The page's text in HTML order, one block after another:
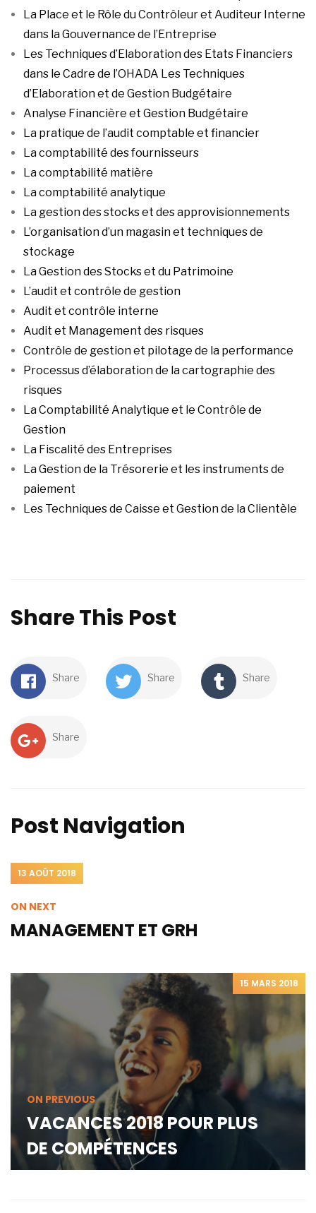
La Place et le Rôle du Contrôleur et Auditeur Interne
dans la Gouvernance de l’Entreprise
Les Techniques d’Elaboration des Etats Financiers
dans le Cadre de l’OHADA Les Techniques
d’Elaboration et de Gestion Budgétaire
Analyse Financière et Gestion Budgétaire
La pratique de l’audit comptable et financier
La comptabilité des fournisseurs
La comptabilité matière
La comptabilité analytique
La gestion des stocks et des approvisionnements
L’organisation d’un magasin et techniques de
stockage
La Gestion des Stocks et du Patrimoine
L’audit et contrôle de gestion
Audit et contrôle interne
Audit et Management des risques
Contrôle de gestion et pilotage de la performance
Processus d’élaboration de la cartographie des
risques
La Comptabilité Analytique et le Contrôle de
Gestion
La Fiscalité des Entreprises
La Gestion de la Trésorerie et les instruments de
paiement
Les Techniques de Caisse et Gestion de la Clientèle
Share This Post
Share Share Share
Share
Post Navigation
13 AOÛT 2018
ON NEXT
MANAGEMENT ET GRH
15 MARS 2018
ON PREVIOUS
VACANCES 2018 POUR PLUS
DE COMPÉTENCES